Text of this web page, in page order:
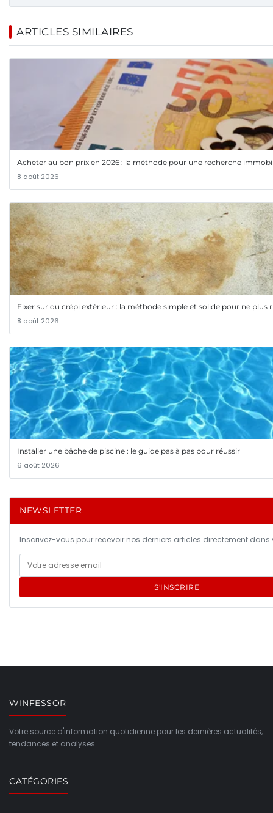
ARTICLES SIMILAIRES
Acheter au bon prix en 2026 : la méthode pour une recherche
8 août 2026
Fixer sur du crépi extérieur : la méthode simple et solide pour ne plus
8 août 2026
Installer une bâche de piscine : le guide pas à pas pour réussir
6 août 2026
NEWSLETTER
Inscrivez-vous pour recevoir nos derniers articles directement dans
S'INSCRIRE
WINFESSOR
Votre source d'information quotidienne pour les dernières actualités,
tendances et analyses.
CATÉGORIES